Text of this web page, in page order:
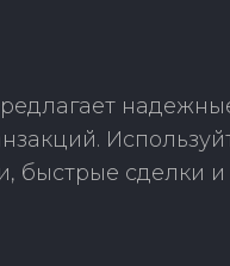
быстрые сделки и